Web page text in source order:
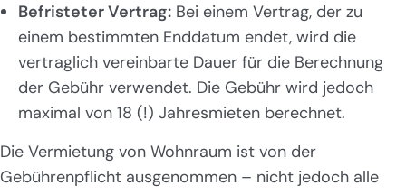
Befristeter Vertrag: Bei einem Vertrag, der zu
einem bestimmten Enddatum endet, wird die
vertraglich vereinbarte Dauer für die Berechnung
der Gebühr verwendet. Die Gebühr wird jedoch
maximal von 18 (!) Jahresmieten berechnet.
Die Vermietung von Wohnraum ist von der
Gebührenpflicht ausgenommen – nicht jedoch alle